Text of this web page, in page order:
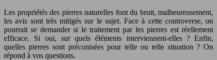
Les propriétés des pierres naturelles font du bruit, malheureusement,
les avis sont très mitigés sur le sujet. Face à cette controverse, on
pourrait se demander si le traitement par les pierres est réellement
efficace. Si oui, sur quels éléments interviennent-elles ? Enfin,
quelles pierres sont préconisées pour telle ou telle situation ? On
répond à vos questions.